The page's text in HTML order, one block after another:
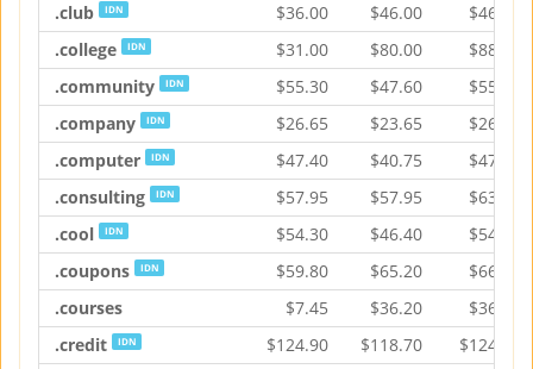
.club
IDN $36.00 $46.00 $46.00
.college
IDN $31.00 $80.00 $88.25
.community
IDN $55.30 $47.60 $55.30
.company
IDN $26.65 $23.65 $26.65
.computer
IDN $47.40 $40.75 $47.40
.consulting
IDN $57.95 $57.95 $63.90
.cool
IDN $54.30 $46.40 $54.30
.coupons
IDN $59.80 $65.20 $66.95
.courses
$7.45 $36.20 $36.20
.credit
IDN $124.90 $118.70 $124.90